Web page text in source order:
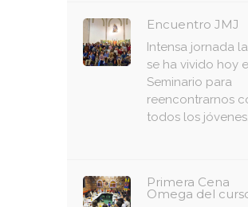
Encuentro JMJ
Intensa jornada
se ha vivido hoy
Seminario para
reencontrarnos
todos los
Primera Cena
Omega del